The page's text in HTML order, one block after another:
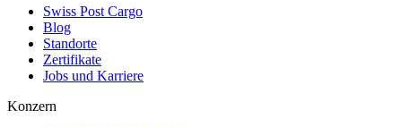
Swiss Post Cargo
Blog
Standorte
Zertifikate
Jobs und Karriere
Konzern